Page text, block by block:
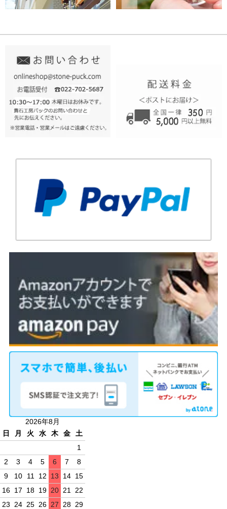
2026年8月
日
月 火 水 木 金
土
1
2
3 4 5 6 7
8
9
10 11 12 13 14 15
16 17 18 19 20 21
22
23
24 25 26 27 28 29